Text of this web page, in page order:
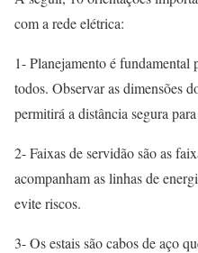
com a rede elétrica:
1- Planejamento é fundamental
todos. Observar as dimensões
permitirá a distância segura
2- Faixas de servidão são as
acompanham as linhas de
evite riscos.
3- Os estais são cabos de aço